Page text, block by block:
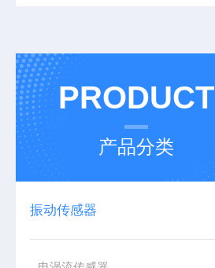
PRODUCT
产品分类
振动传感器